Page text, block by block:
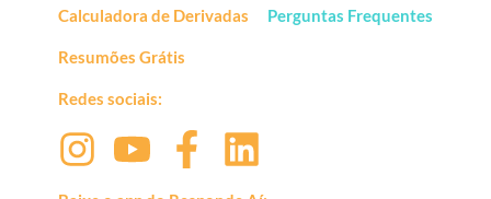
Calculadora de Derivadas
Resumões Grátis
Redes sociais:
Perguntas Frequentes